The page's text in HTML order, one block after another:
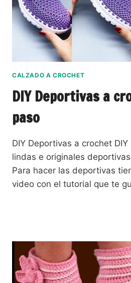
CALZADO A CROCHET
DIY Deportivas a
paso
DIY Deportivas a crochet
lindas e originales
Para hacer las deportivas
video con el tutorial que te